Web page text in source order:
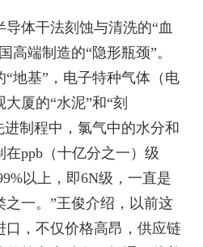
导体干法刻蚀与清洗的“血
高端制造的“隐形瓶颈”。
地基”，电子特种气体（电
厦的“水泥”和“刻
进制程中，氯气中的水分和
ppb（十亿分之一）级
以上，即6N级，一直是
之一。”王俊介绍，以前这
口，不仅价格高昂，供应链